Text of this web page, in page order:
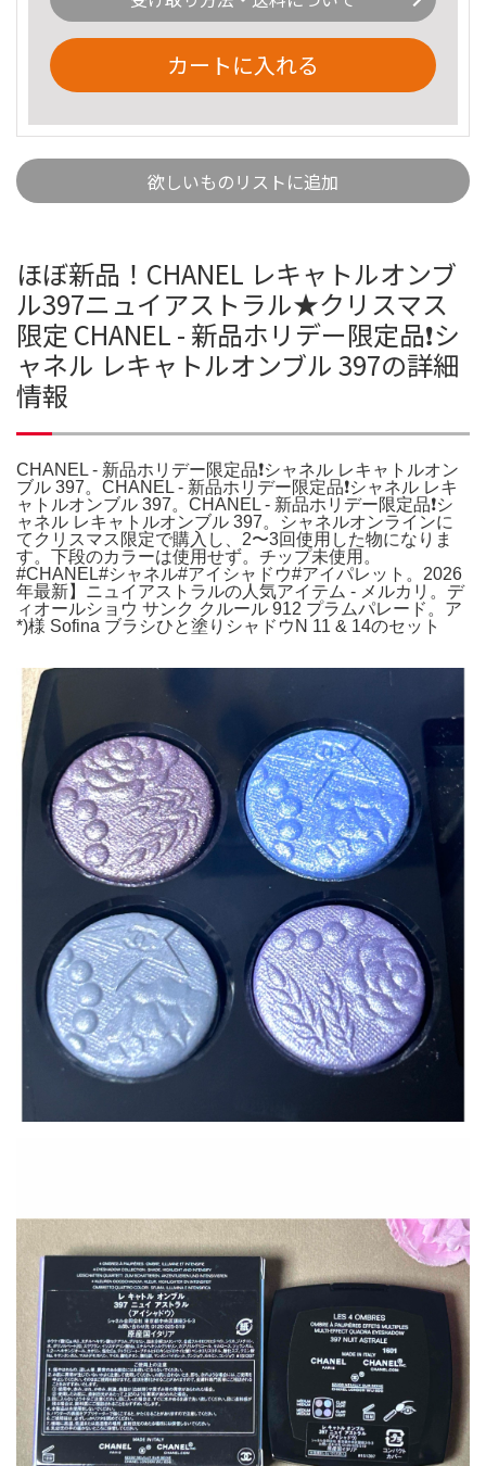
カートに入れる
欲しいものリストに追加
ほぼ新品！CHANEL レキャトルオンブ
ル397ニュイアストラル★クリスマス
限定 CHANEL - 新品ホリデー限定品❗️シ
ャネル レキャトルオンブル 397の詳細
情報
CHANEL - 新品ホリデー限定品❗️シャネル レキャトルオン
ブル 397。CHANEL - 新品ホリデー限定品❗️シャネル レキ
ャトルオンブル 397。CHANEL - 新品ホリデー限定品❗️シ
ャネル レキャトルオンブル 397。シャネルオンラインに
てクリスマス限定で購入し、2〜3回使用した物になりま
す。下段のカラーは使用せず。チップ未使用。
#CHANEL#シャネル#アイシャドウ#アイパレット。2026
年最新】ニュイアストラルの人気アイテム - メルカリ。デ
ィオールショウ サンク クルール 912 プラムパレード。ア
*)様 Sofina ブラシひと塗りシャドウN 11 & 14のセット